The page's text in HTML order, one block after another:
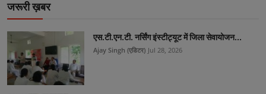
जरूरी ख़बर
एस.टी.एन.टी. नर्सिंग इंस्टीट्यूट में जिला सेवायोजन...
Ajay Singh (एडिटर) Jul 28, 2026